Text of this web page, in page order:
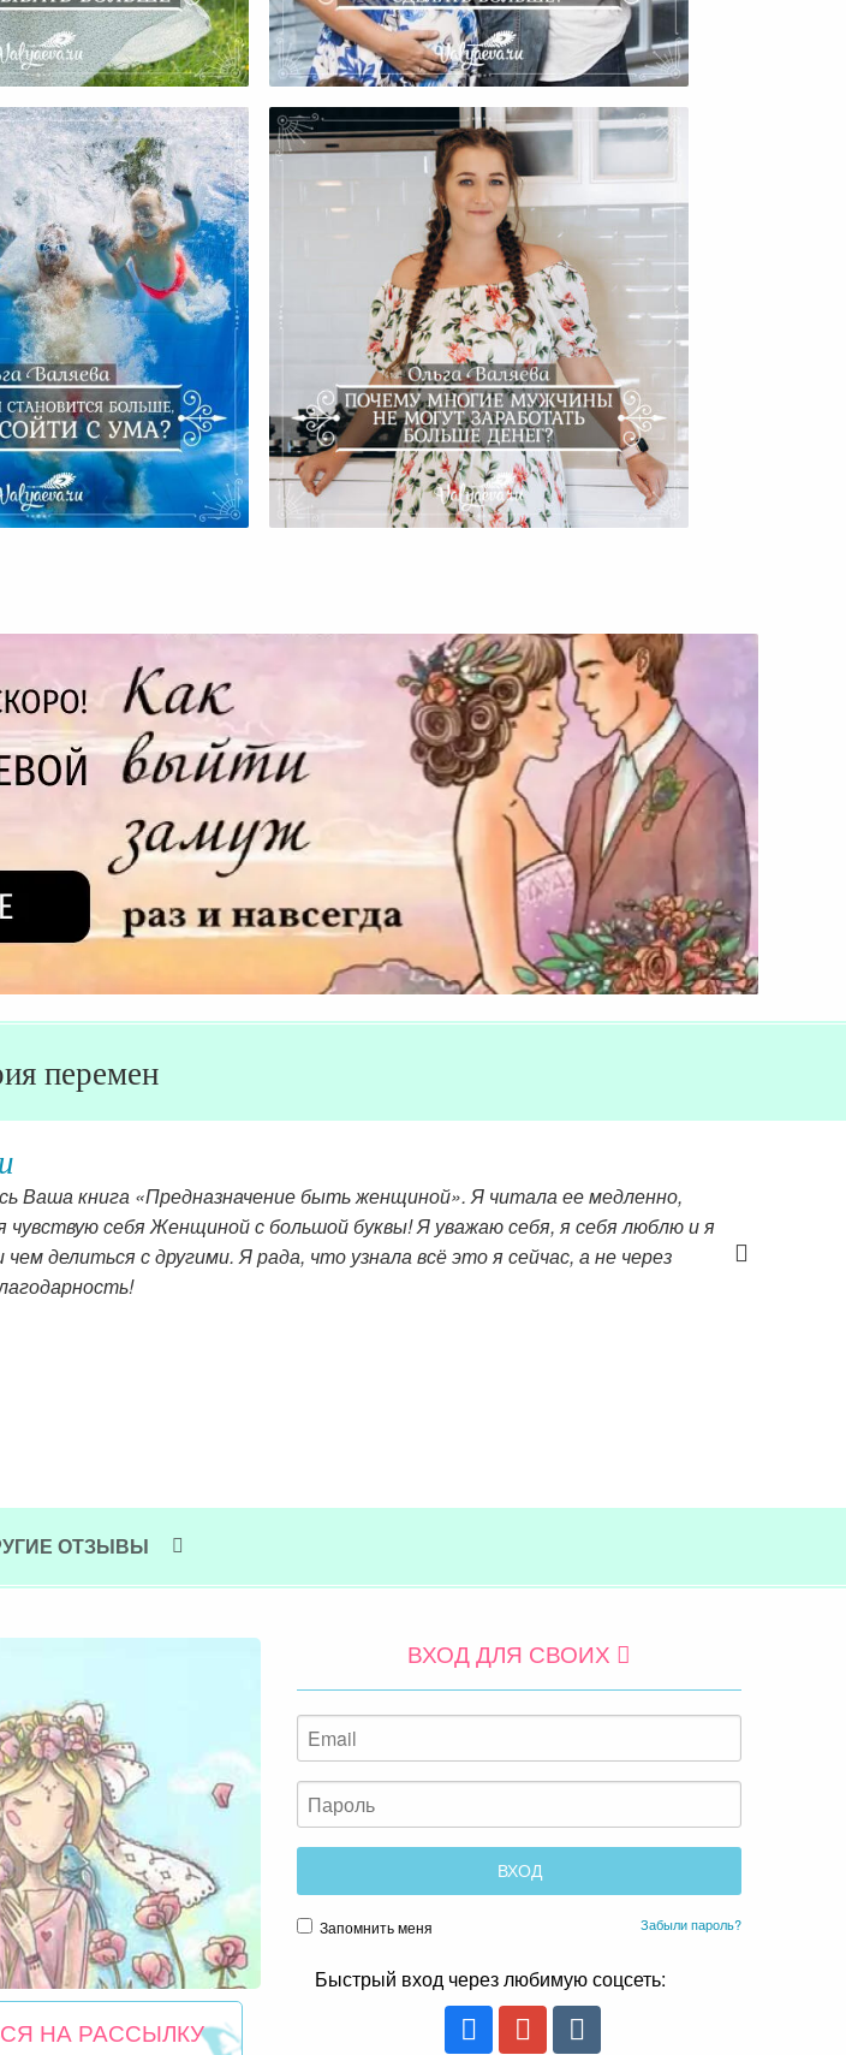
Зарабатывать
Родители Или Специалисты,
Кто Может Сделать Больше?
Становится
Не Сойти С Ума?
Почему Многие Мужчины Не
Могут Заработать Больше
Денег?
перемен
Ваша книга «Предназначение быть женщиной». Я читала ее медленно,
чувствую себя Женщиной с большой буквы! Я уважаю себя, я себя люблю и я
делиться с другими. Я рада, что узнала всё это я сейчас, а не через
ОТЗЫВЫ
НА РАССЫЛКУ
ВХОД ДЛЯ СВОИХ
Запомнить меня Забыли пароль?
Быстрый вход через любимую соцсеть: